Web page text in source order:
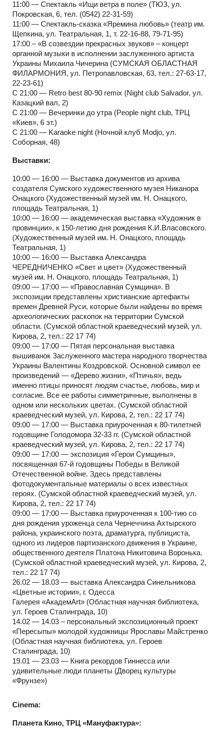
11:00 — Спектакль «Ищи ветра в поле» (ТЮЗ, ул.
Покровская, 6, тел. (0542) 22-31-59)
11:00 — Спектакль-сказка «Яремина любовь» (театр им.
Щепкина, ул. Театральная, 1, т. 22-16-88, 79-71-95)
17:00 – «В созвездии прекрасных звуков» – концерт
органной музыки в исполнении заслуженного артиста
Украины Михаила Чичерина (СУМСКАЯ ОБЛАСТНАЯ
ФИЛАРМОНИЯ, ул. Петропавловская, 63, тел.: 27-63-17,
22-23-61)
С 21:00 — Retro best 80-90 remix (Night club Salvador, ул.
Казацкий вал, 2)
С 21:00 — Вечеринки до утра (People night club, ТРЦ
«Киев», 6 эт.)
С 21:00 — Karaoke night (Ночной клуб Modjo, ул.
Соборная, 48)
Выставки:
10:00 — 16:00 — Выставка документов из архива
создателя Сумского художественного музея Никанора
Онацкого (Художественный музей им. Н. Онацкого,
площадь Театральная, 1)
10:00 — 16:00 — академическая выставка «Художник в
провинции», к 150-летию дня рождения К.И.Власовского.
(Художественный музей им. Н. Онацкого, площадь
Театральная, 1)
10:00 — 16:00 — Выставка Александра
ЧЕРЕДНИЧЕНКО «Свет и цвет» (Художественный
музей им. Н. Онацкого, площадь Театральная, 1)
09:00 — 17:00 — «Православная Сумщина». В
экспозиции представлены христианские артефакты
времен Древней Руси, которые были найдены во время
археологических раскопок на территории Сумской
области. (Сумской областной краеведческий музей, ул.
Кирова, 2, тел.: 22 17 74)
09:00 — 17:00 — Пятая персональная выставка
вышиванок Заслуженного мастера народного творчества
Украины Валентины Коздровской. Основной символ ее
произведений — «Дерево жизни», «Птичья», ведь
именно птицы приносят людям счастье, любовь, мир и
согласие. Все ее работы симметричные, выполнены в
одном или нескольких цветах. (Сумской областной
краеведческий музей, ул. Кирова, 2, тел.: 22 17 74)
09:00 — 17:00 — Выставка приуроченная к 80-тилетней
годовщине Голодомора 32-33 гг. (Сумской областной
краеведческий музей, ул. Кирова, 2, тел.: 22 17 74)
09:00 — 17:00 — экспозиция «Герои Сумщины»,
посвященная 67-й годовщины Победы в Великой
Отечественной войне. Здесь представлены
фотодокументальные материалы о всех известных
героях. (Сумской областной краеведческий музей, ул.
Кирова, 2, тел.: 22 17 74)
09:00 — 17:00 — Выставка приуроченная к 100-тию со
дня рождения уроженца села Чернеччина Ахтырского
района, украинского поэта, драматурга, публициста,
одного из лидеров партизанского движения в Украине,
общественного деятеля Платона Никитовича Воронька.
(Сумской областной краеведческий музей, ул. Кирова, 2,
тел.: 22 17 74)
26.02 — 18.03 — выставка Александра Синельникова
«Цветные истории», г. Одесса
Галерея «АкадемArt» (Областная научная библиотека,
ул. Героев Сталинграда, 10)
14.02 — 14.03 – персональный экспозиционный проект
«Пересыпы» молодой художницы Ярославы Майстренко
(Областная научная библиотека, ул. Героев
Сталинграда, 10)
19.01 — 23.03 — Книга рекордов Гиннесса или
удивительные люди планеты (Дворец культуры
«Фрунзе»)
Cinema:
Планета Кино, ТРЦ «Мануфактура»: